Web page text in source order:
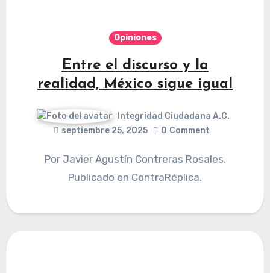
Opiniones
Entre el discurso y la
realidad, México sigue igual
Integridad Ciudadana A.C.
septiembre 25, 2025
0 Comment
Por Javier Agustín Contreras Rosales.
Publicado en ContraRéplica.